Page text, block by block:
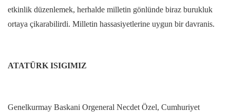
etkinlik düzenlemek, herhalde milletin gönlünde biraz burukluk
ortaya çikarabilirdi. Milletin hassasiyetlerine uygun bir davranis.
ATATÜRK ISIGIMIZ
Genelkurmay Baskani Orgeneral Necdet Özel, Cumhuriyet